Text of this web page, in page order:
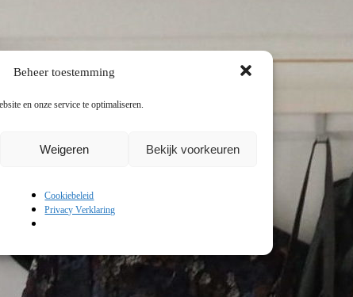
Beheer toestemming
en onze service te optimaliseren.
Weigeren Bekijk voorkeuren
Cookiebeleid
Privacy Verklaring